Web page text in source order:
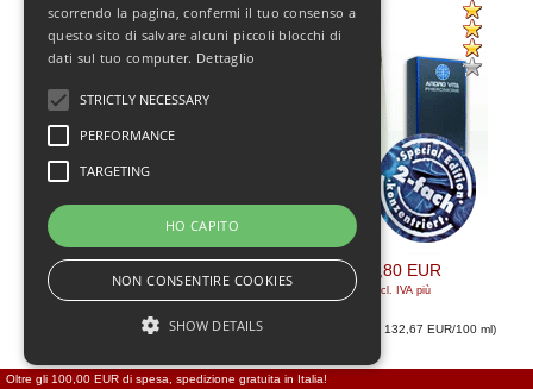
spedizione]
(Prezzo base: 699,00 EUR/100 ml)
39,80 EUR
[incl. IVA più
(Prezzo base: 132,67 EUR/100 ml)
Oltre gli 100,00 EUR di spesa, spedizione gratuita in Italia!
scorrendo la pagina, confermi il tuo consenso a
questo sito di salvare alcuni piccoli blocchi di
dati sul tuo computer. Dettaglio
STRICTLY NECESSARY
PERFORMANCE
TARGETING
HO CAPITO
NON CONSENTIRE COOKIES
SHOW DETAILS